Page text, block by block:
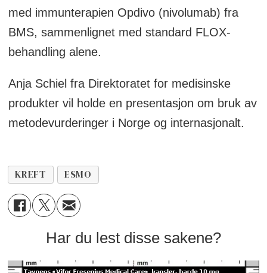
med immunterapien Opdivo (nivolumab) fra
BMS, sammenlignet med standard FLOX-
behandling alene.
Anja Schiel fra Direktoratet for medisinske
produkter vil holde en presentasjon om bruk av
metodevurderinger i Norge og internasjonalt.
KREFT ESMO
Har du lest disse sakene?